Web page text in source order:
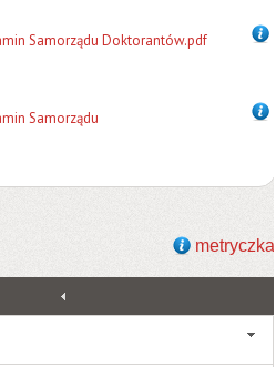
Samorządu Doktorantów.pdf
Samorządu
metryczka